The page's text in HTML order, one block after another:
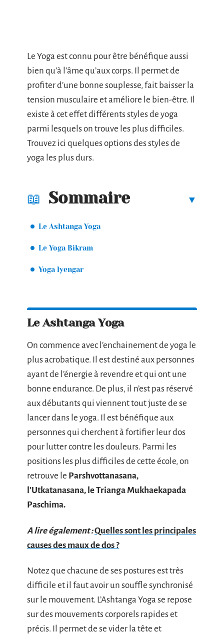
Le Yoga est connu pour être bénéfique aussi
bien qu’à l’âme qu’aux corps. Il permet de
profiter d’une bonne souplesse, fait baisser la
tension musculaire et améliore le bien-être. Il
existe à cet effet différents styles de yoga
parmi lesquels on trouve les plus difficiles.
Trouvez ici quelques options des styles de
yoga les plus durs.
Sommaire
Le Ashtanga Yoga
Le Yoga Bikram
Yoga lyengar
Le Ashtanga Yoga
On commence avec l’enchainement de yoga le
plus acrobatique. Il est destiné aux personnes
ayant de l’énergie à revendre et qui ont une
bonne endurance. De plus, il n’est pas réservé
aux débutants qui viennent tout juste de se
lancer dans le yoga. Il est bénéfique aux
personnes qui cherchent à fortifier leur dos
pour lutter contre les douleurs. Parmi les
positions les plus difficiles de cette école, on
retrouve le Parshvottanasana,
l’Utkatanasana, le Trianga Mukhaekapada
Paschima.
A lire également :Quelles sont les principales
causes des maux de dos ?
Notez que chacune de ses postures est très
difficile et il faut avoir un souffle synchronisé
sur le mouvement. L’Ashtanga Yoga se repose
sur des mouvements corporels rapides et
précis. Il permet de se vider la tête et